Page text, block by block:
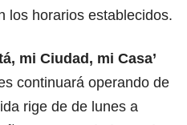
los horarios establecidos.
mi Ciudad, mi Casa’
continuará operando de
rige de de lunes a